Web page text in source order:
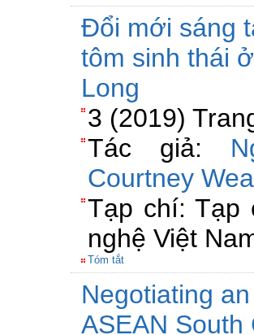
Đổi mới sáng
tôm sinh thái
Long
3 (2019)
Tác giả:
Courtney
Tạp chí: Tạp
nghệ Việt
Tóm tắt
Negotiating
ASEAN South